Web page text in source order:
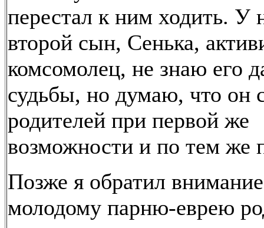
перестал к ним ходить. У
второй сын, Сенька,
комсомолец, не знаю его
судьбы, но думаю, что он
родителей при первой же
возможности и по тем же
Позже я обратил
молодому парню-еврею